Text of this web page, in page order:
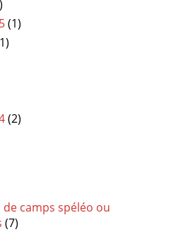
(1)
(2)
camps spéléo ou
(7)